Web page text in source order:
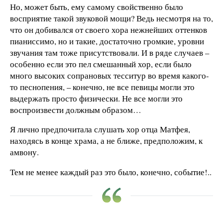
Но, может быть, ему самому свойственно было
восприятие такой звуковой мощи? Ведь несмотря на то,
что он добивался от своего хора нежнейших оттенков
пианиссимо, но и такие, достаточно громкие, уровни
звучания там тоже присутствовали. И в ряде случаев –
особенно если это пел смешанный хор, если было
много высоких сопрановых тесситур во время какого-
то песнопения, – конечно, не все певицы могли это
выдержать просто физически. Не все могли это
воспроизвести должным образом…
Я лично предпочитала слушать хор отца Матфея,
находясь в конце храма, а не ближе, предположим, к
амвону.
Тем не менее каждый раз это было, конечно, событие!..